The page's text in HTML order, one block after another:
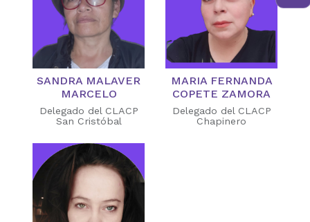
SANDRA MALAVER
MARCELO
Delegado del CLACP
San Cristóbal
MARIA FERNANDA
COPETE ZAMORA
Delegado del CLACP
Chapinero